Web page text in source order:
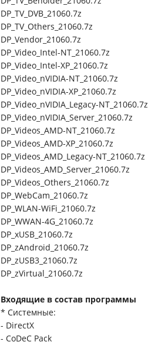
DP_TV_DVB_21060.7z
DP_TV_Others_21060.7z
DP_Vendor_21060.7z
DP_Video_Intel-NT_21060.7z
DP_Video_Intel-XP_21060.7z
DP_Video_nVIDIA-NT_21060.7z
DP_Video_nVIDIA-XP_21060.7z
DP_Video_nVIDIA_Legacy-NT_21060.7z
DP_Video_nVIDIA_Server_21060.7z
DP_Videos_AMD-NT_21060.7z
DP_Videos_AMD-XP_21060.7z
DP_Videos_AMD_Legacy-NT_21060.7z
DP_Videos_AMD_Server_21060.7z
DP_Videos_Others_21060.7z
DP_WebCam_21060.7z
DP_WLAN-WiFi_21060.7z
DP_WWAN-4G_21060.7z
DP_xUSB_21060.7z
DP_zAndroid_21060.7z
DP_zUSB3_21060.7z
DP_zVirtual_21060.7z
Входящие в состав программы
* Системные:
- DirectX
- CoDeC Pack